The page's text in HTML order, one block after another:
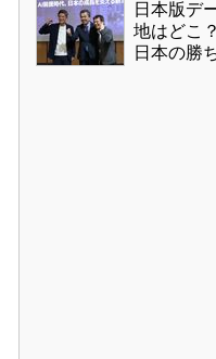
日本版デ
地はどこ
日本の勝